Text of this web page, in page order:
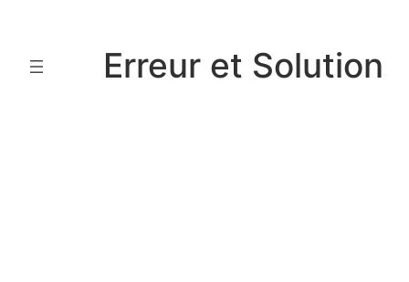
contenu
Erreur et Solution